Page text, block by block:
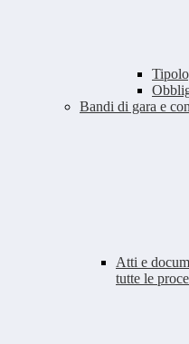
Bandi di gara e
Atti e
tutte le